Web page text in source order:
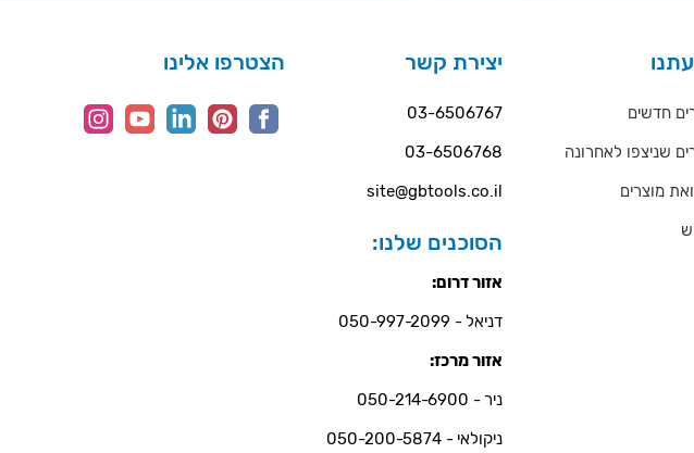
חדשים
שניצפו לאחרונה
מוצרים
יצירת קשר
03-6506767
03-6506768
site@gbtools.co.il
הסוכנים שלנו:
אזור דרום:
דניאל - 050-997-2099
אזור מרכז:
ניר - 050-214-6900
ניקולאי - 050-200-5874
הצטרפו אלינו